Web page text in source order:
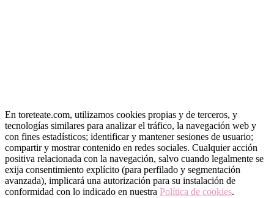
En toreteate.com, utilizamos cookies propias y de terceros, y
tecnologías similares para analizar el tráfico, la navegación web y
con fines estadísticos; identificar y mantener sesiones de usuario;
compartir y mostrar contenido en redes sociales. Cualquier acción
positiva relacionada con la navegación, salvo cuando legalmente se
exija consentimiento explícito (para perfilado y segmentación
avanzada), implicará una autorización para su instalación de
conformidad con lo indicado en nuestra Política de cookies.